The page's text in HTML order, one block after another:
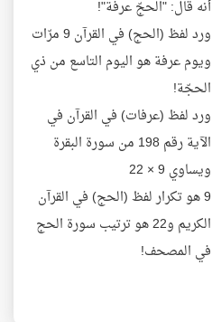
أنه قال: "الحجّ عرفة"!
ورد لفظ (الحج) في القرآن 9 مرّات
ويوم عرفة هو اليوم التاسع من ذي
الحجّة!
ورد لفظ (عرفات) في القرآن في
الآية رقم 198 من سورة البقرة
ويساوي 9 × 22
9 هو تكرار لفظ (الحج) في القرآن
الكريم و22 هو ترتيب سورة الحج
في المصحف!